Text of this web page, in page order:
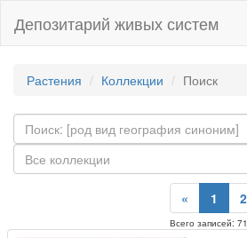
Депозитарий живых систем
Растения Коллекции Поиск
Все коллекции
« 1 2
Всего записей: